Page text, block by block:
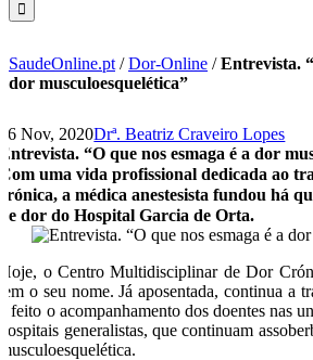
SaudeOnline.pt /Dor-Online /Entrevista.
dor musculoesquelética”
26 Nov, 2020Drª. Beatriz Craveiro Lopes
Entrevista. “O que nos esmaga é a dor
Com uma vida profissional dedicada ao
crónica, a médica anestesista fundou há
de dor do Hospital Garcia de Orta.
Hoje, o Centro Multidisciplinar de Dor
tem o seu nome. Já aposentada, continua a
é feito o acompanhamento dos doentes nas
hospitais generalistas, que continuam
musculoesquelética.